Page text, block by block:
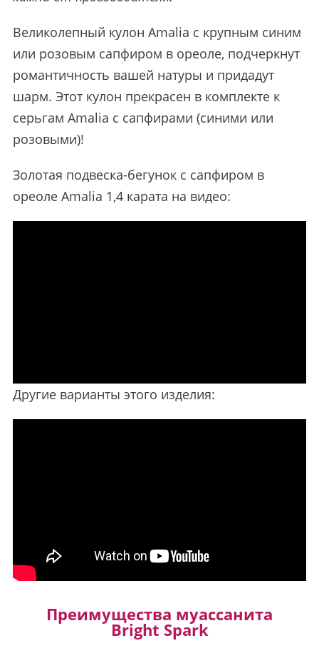
Великолепный кулон Amalia с крупным синим
или розовым сапфиром в ореоле, подчеркнут
романтичность вашей натуры и придадут
шарм. Этот кулон прекрасен в комплекте к
серьгам Amalia с сапфирами (синими или
розовыми)!
Золотая подвеска-бегунок c сапфиром в
ореоле Amalia 1,4 карата на видео:
Другие варианты этого изделия:
Преимущества муассанита
Bright Spark